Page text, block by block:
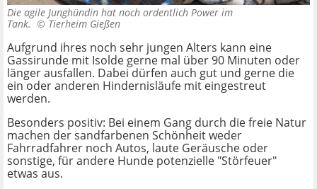
Die agile Junghündin hat noch ordentlich Power im
Tank. © Tierheim Gießen
Aufgrund ihres noch sehr jungen Alters kann eine
Gassirunde mit Isolde gerne mal über 90 Minuten oder
länger ausfallen. Dabei dürfen auch gut und gerne die
ein oder anderen Hindernisläufe mit eingestreut
werden.
Besonders positiv: Bei einem Gang durch die freie Natur
machen der sandfarbenen Schönheit weder
Fahrradfahrer noch Autos, laute Geräusche oder
sonstige, für andere Hunde potenzielle "Störfeuer"
etwas aus.